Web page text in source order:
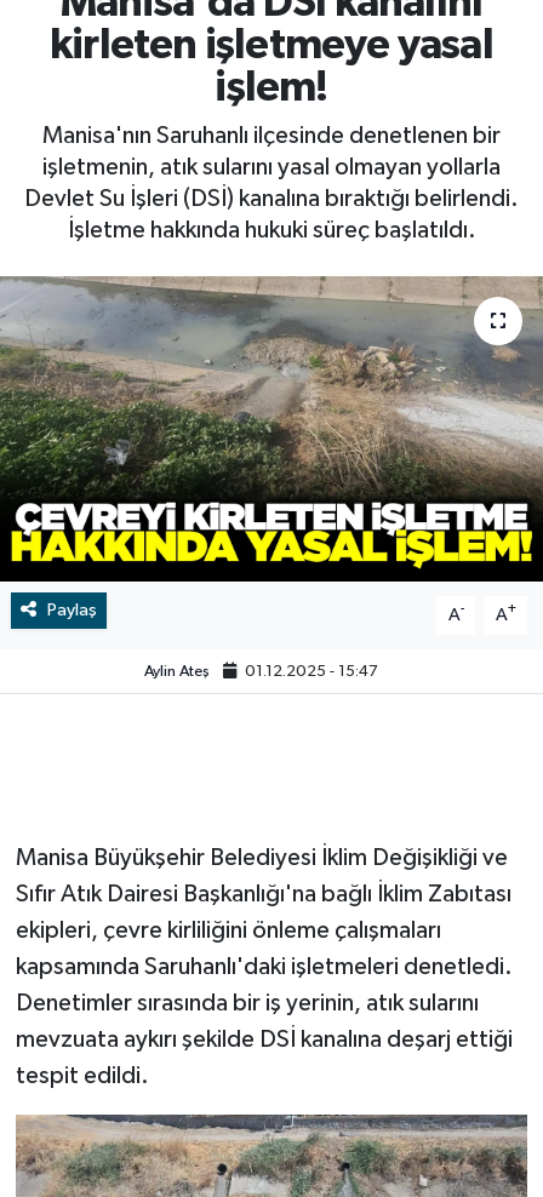
kirleten işletmeye yasal
işlem!
Manisa'nın Saruhanlı ilçesinde denetlenen bir
işletmenin, atık sularını yasal olmayan yollarla
Devlet Su İşleri (DSİ) kanalına bıraktığı belirlendi.
İşletme hakkında hukuki süreç başlatıldı.
Paylaş A- A+
Aylin Ateş 01.12.2025 - 15:47
Manisa Büyükşehir Belediyesi İklim Değişikliği ve
Sıfır Atık Dairesi Başkanlığı'na bağlı İklim Zabıtası
ekipleri, çevre kirliliğini önleme çalışmaları
kapsamında Saruhanlı'daki işletmeleri denetledi.
Denetimler sırasında bir iş yerinin, atık sularını
mevzuata aykırı şekilde DSİ kanalına deşarj ettiği
tespit edildi.
RESMİ İLAN
BİLİM VE TEKNOLOJİ
RESMİ İLAN
Tarih
Çevre
Dünya
İletişim
Künye
SPOR
Vefat
Video